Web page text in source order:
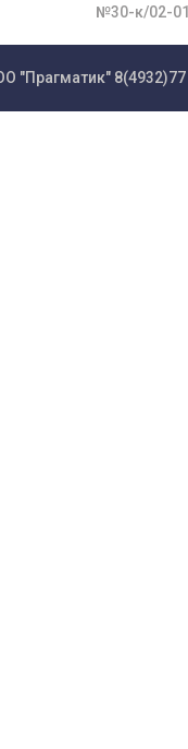
№30-к/02-
"Прагматик"8(4932)77